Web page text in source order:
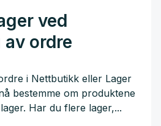
ved
ordre
i Nettbutikk eller Lager
bestemme om produktene
Har du flere lager,...